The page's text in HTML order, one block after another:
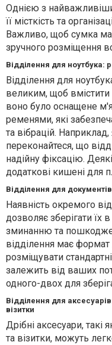
Однією з
її місткість та
Важливо, щоб сумка
зручного розміщення
Відділення для ноутбука:
Відділення для
великим, щоб
воно було оснащене
ременями, які
та вібрацій.
переконайтеся, що
надійну фіксацію.
додаткові кишені для
Відділення для
Наявність окремого
дозволяє зберігати їх
зминанню та
відділення має
розміщувати
залежить від ваших
одного-двох для
Відділення для
візитки
Дрібні аксесуари, такі
та візитки, можуть